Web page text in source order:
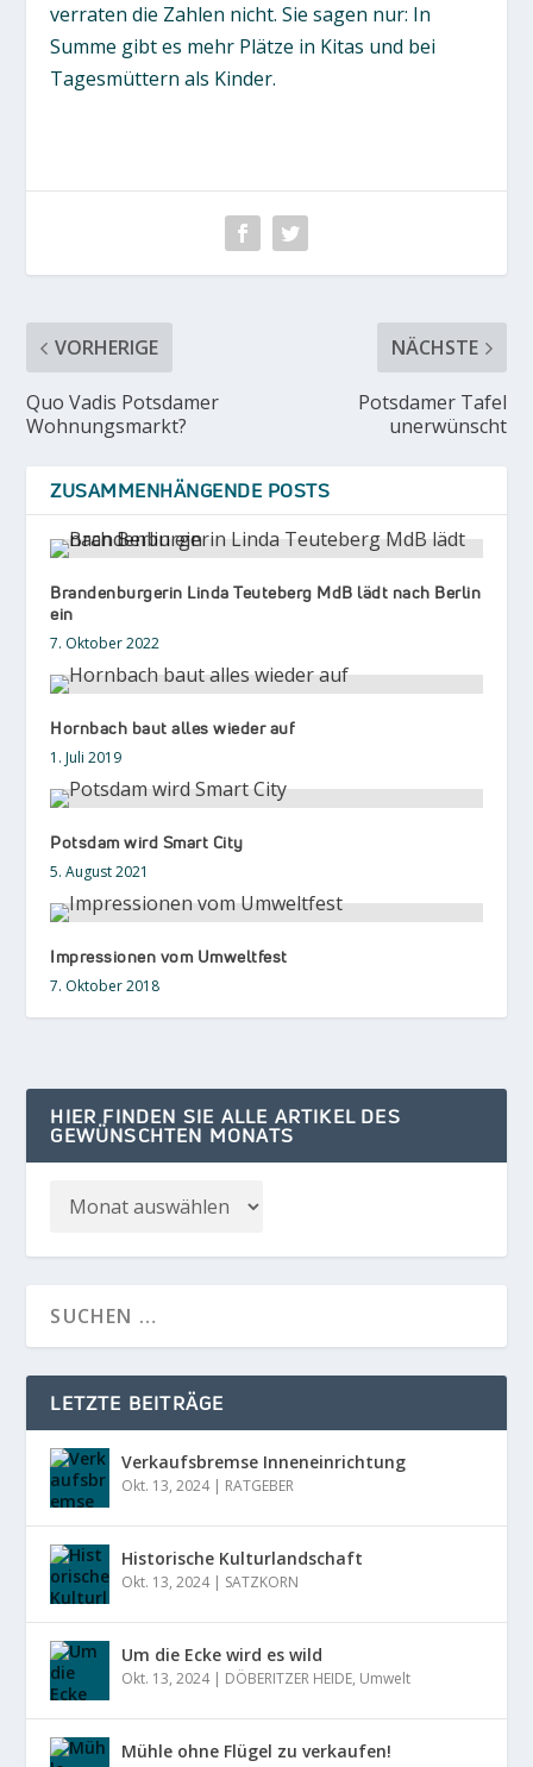
verraten die Zahlen nicht. Sie sagen nur: In
Summe gibt es mehr Plätze in Kitas und bei
Tagesmüttern als Kinder.
VORHERIGE
Quo Vadis Potsdamer
Wohnungsmarkt?
NÄCHSTE
Potsdamer Tafel
unerwünscht
ZUSAMMENHÄNGENDE POSTS
Brandenburgerin Linda Teuteberg MdB lädt nach Berlin
ein
7. Oktober 2022
Hornbach baut alles wieder auf
1. Juli 2019
Potsdam wird Smart City
5. August 2021
Impressionen vom Umweltfest
7. Oktober 2018
HIER FINDEN SIE ALLE ARTIKEL DES
GEWÜNSCHTEN MONATS
LETZTE BEITRÄGE
Verkaufsbremse Inneneinrichtung
Okt. 13, 2024| RATGEBER
Historische Kulturlandschaft
Okt. 13, 2024| SATZKORN
Um die Ecke wird es wild
Okt. 13, 2024| DÖBERITZER HEIDE, Umwelt
Mühle ohne Flügel zu verkaufen!